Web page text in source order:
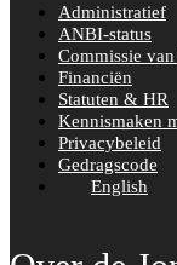
Administratief
ANBI-status
Commissie
Financiën
Statuten & HR
Kennismaken
Privacybeleid
Gedragscode
English